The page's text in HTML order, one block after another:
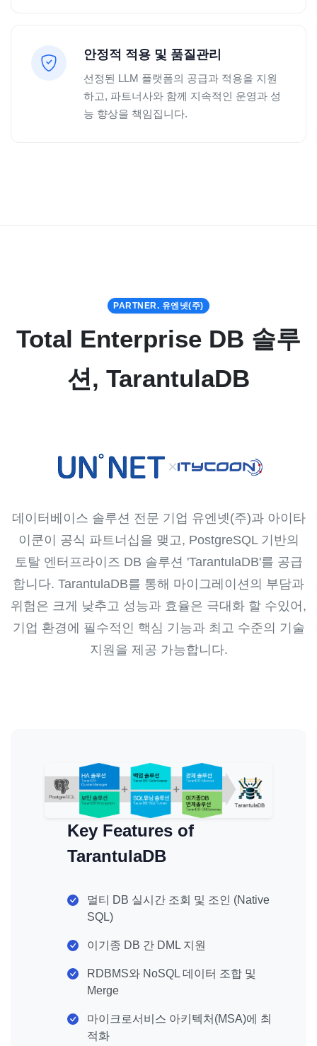
안정적 적용 및 품질관리
선정된 LLM 플랫폼의 공급과 적용을 지원
하고, 파트너사와 함께 지속적인 운영과 성
능 향상을 책임집니다.
PARTNER. 유엔넷(주)
Total Enterprise DB 솔루
션, TarantulaDB
×
데이터베이스 솔루션 전문 기업 유엔넷(주)과 아이타
이쿤이 공식 파트너십을 맺고, PostgreSQL 기반의
토탈 엔터프라이즈 DB 솔루션 'TarantulaDB'를 공급
합니다. TarantulaDB를 통해 마이그레이션의 부담과
위험은 크게 낮추고 성능과 효율은 극대화 할 수있어,
기업 환경에 필수적인 핵심 기능과 최고 수준의 기술
지원을 제공 가능합니다.
Key Features of
TarantulaDB
멀티 DB 실시간 조회 및 조인 (Native
SQL)
이기종 DB 간 DML 지원
RDBMS와 NoSQL 데이터 조합 및
Merge
마이크로서비스 아키텍처(MSA)에 최
적화